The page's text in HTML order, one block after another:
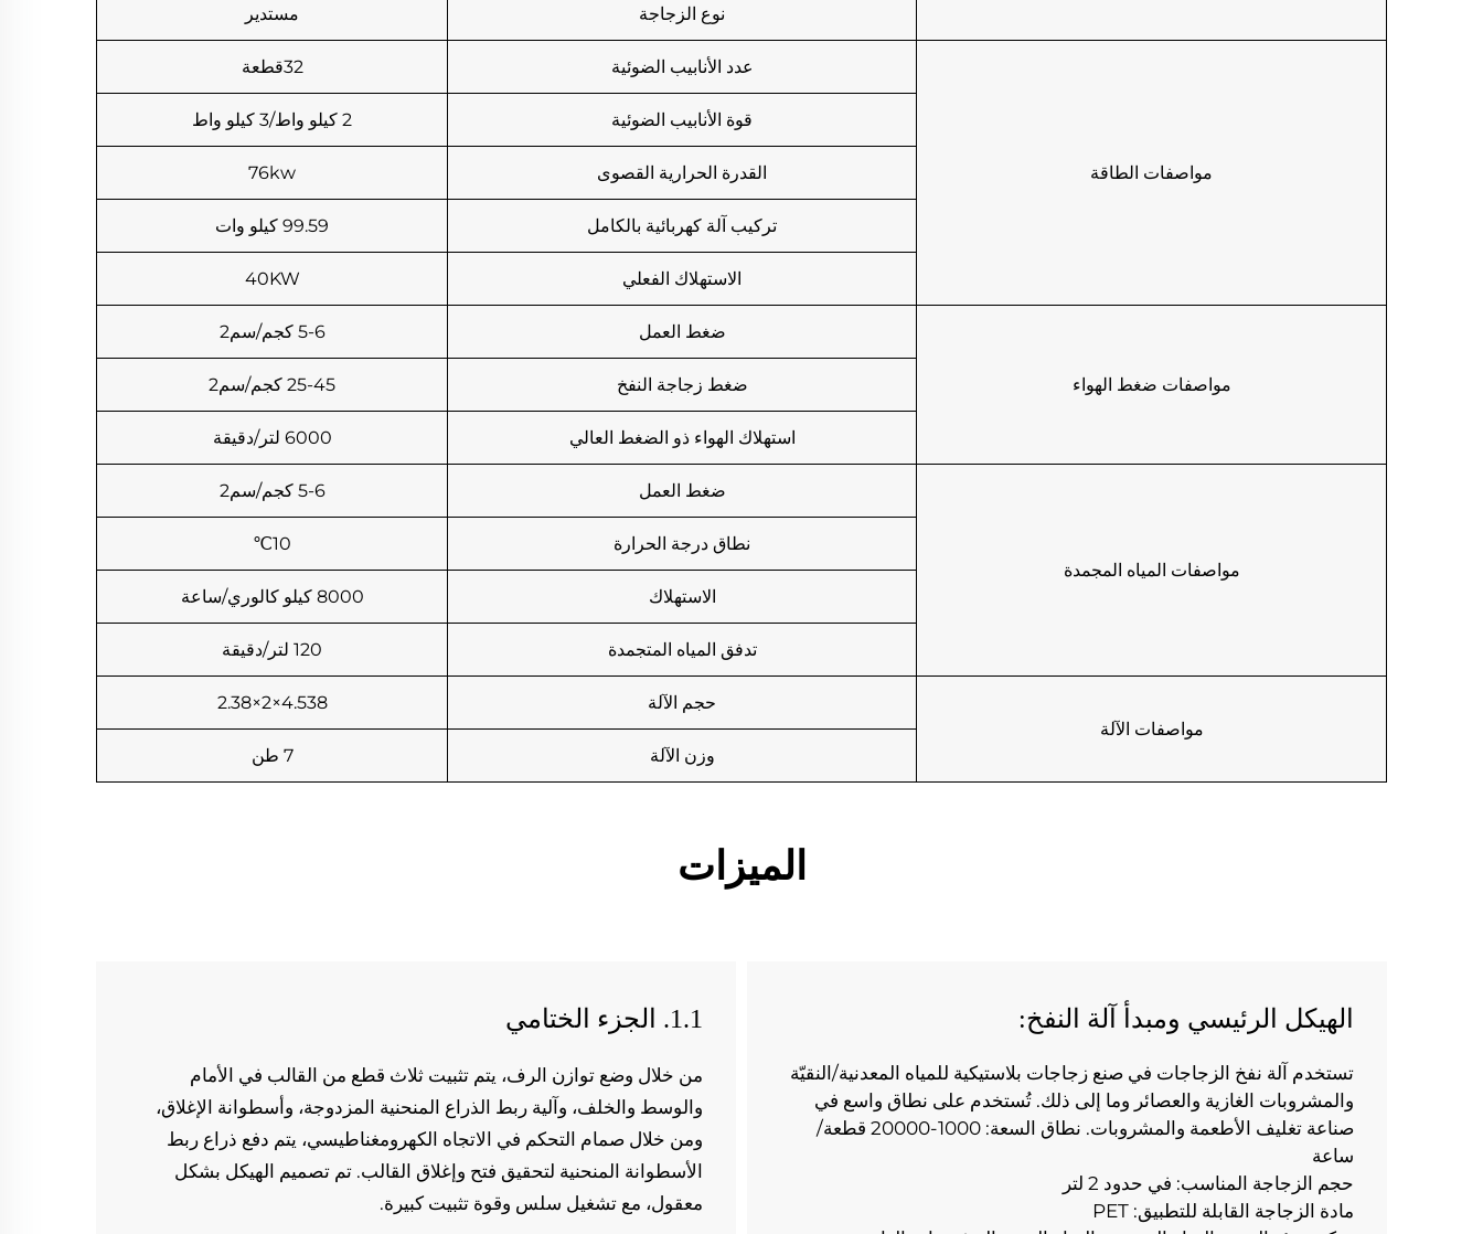
نوع الزجاجة مستدير
مواصفات الطاقة
عدد الأنابيب الضوئية 32قطعة
قوة الأنابيب الضوئية 2 كيلو واط/3 كيلو واط
القدرة الحرارية القصوى 76kw
تركيب آلة كهربائية بالكامل 99.59 كيلو وات
الاستهلاك الفعلي 40KW
مواصفات ضغط الهواء
ضغط العمل 5-6 كجم/سم2
ضغط زجاجة النفخ 25-45 كجم/سم2
استهلاك الهواء ذو الضغط العالي 6000 لتر/دقيقة
مواصفات المياه المجمدة
ضغط العمل 5-6 كجم/سم2
نطاق درجة الحرارة 10℃
الاستهلاك 8000 كيلو كالوري/ساعة
تدفق المياه المتجمدة 120 لتر/دقيقة
مواصفات الآلة
حجم الآلة 4.538×2×2.38
وزن الآلة 7 طن
الميزات
الهيكل الرئيسي ومبدأ آلة النفخ:
صناعة تغليف الأطعمة والمشروبات. نطاق السعة: 1000-20000 قطعة/
ساعة
حجم الزجاجة المناسب: في حدود 2 لتر
مادة الزجاجة القابلة للتطبيق: PET
1.1. الجزء الختامي
معقول، مع تشغيل سلس وقوة تثبيت كبيرة.